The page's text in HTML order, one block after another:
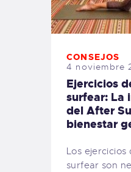
CONSEJOS
4 noviembre
Ejercicios
surfear: La
del After
bienestar
Los ejercicios
surfear son